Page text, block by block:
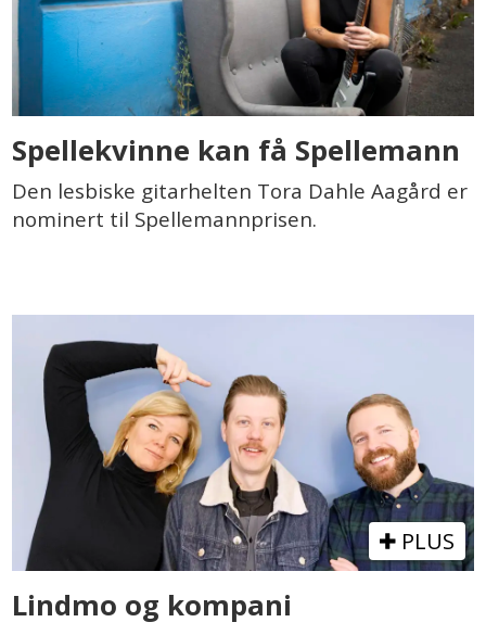
Spellekvinne kan få Spellemann
Den lesbiske gitarhelten Tora Dahle Aagård er
nominert til Spellemannprisen.
PLUS
Lindmo og kompani